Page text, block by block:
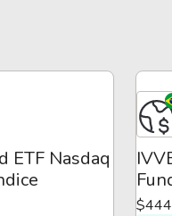
ETF Nasdaq